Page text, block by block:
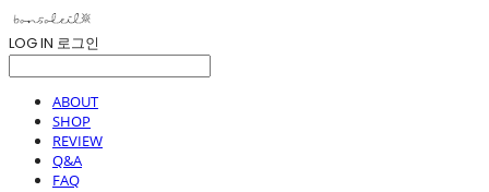
LOG IN 로그인
ABOUT
SHOP
REVIEW
Q&A
FAQ